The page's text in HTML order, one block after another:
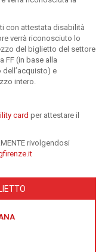
con attestata disabilità
verrà riconosciuto lo
del biglietto del settore
FF (in base alla
e
intero.
card per attestare il
rivolgendosi